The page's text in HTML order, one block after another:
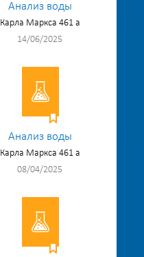
Анализ воды
Карла Маркса 461 а
14/06/2025
Анализ воды
Карла Маркса 461 а
08/04/2025